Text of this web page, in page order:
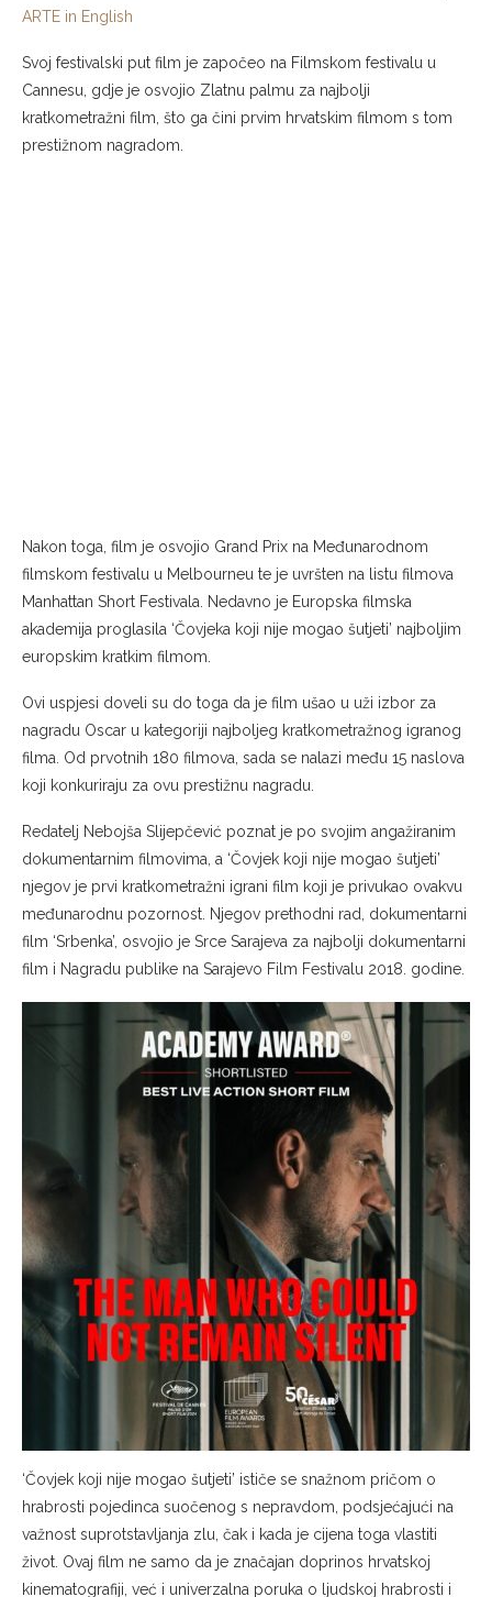
ARTE in English
Svoj festivalski put film je započeo na Filmskom festivalu u
Cannesu, gdje je osvojio Zlatnu palmu za najbolji
kratkometražni film, što ga čini prvim hrvatskim filmom s tom
prestižnom nagradom.
Nakon toga, film je osvojio Grand Prix na Međunarodnom
filmskom festivalu u Melbourneu te je uvršten na listu filmova
Manhattan Short Festivala. Nedavno je Europska filmska
akademija proglasila ‘Čovjeka koji nije mogao šutjeti’ najboljim
europskim kratkim filmom.
Ovi uspjesi doveli su do toga da je film ušao u uži izbor za
nagradu Oscar u kategoriji najboljeg kratkometražnog igranog
filma. Od prvotnih 180 filmova, sada se nalazi među 15 naslova
koji konkuriraju za ovu prestižnu nagradu.
Redatelj Nebojša Slijepčević poznat je po svojim angažiranim
dokumentarnim filmovima, a ‘Čovjek koji nije mogao šutjeti’
njegov je prvi kratkometražni igrani film koji je privukao ovakvu
međunarodnu pozornost. Njegov prethodni rad, dokumentarni
film ‘Srbenka’, osvojio je Srce Sarajeva za najbolji dokumentarni
film i Nagradu publike na Sarajevo Film Festivalu 2018. godine.
‘Čovjek koji nije mogao šutjeti’ ističe se snažnom pričom o
hrabrosti pojedinca suočenog s nepravdom, podsjećajući na
važnost suprotstavljanja zlu, čak i kada je cijena toga vlastiti
život. Ovaj film ne samo da je značajan doprinos hrvatskoj
kinematografiji, već i univerzalna poruka o ljudskoj hrabrosti i